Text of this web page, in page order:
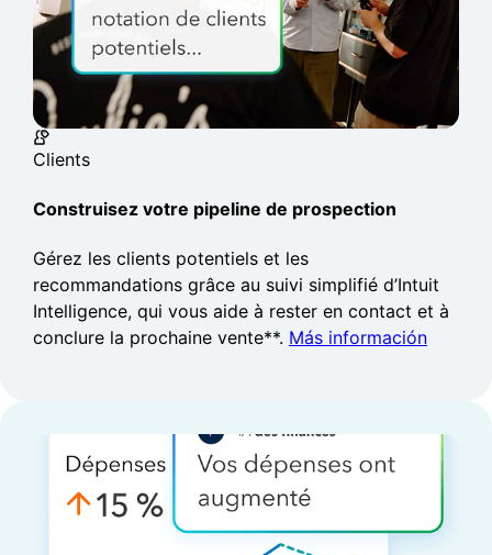
“Con la inteligencia artificial de
Intuit, veo de inmediato dónde hay
un problema potencial en lugar de
tener que buscarlo”.
Steve Ashton, presidente y director
ejecutivo,
Valle de Bow, Alberta
Clients
Construisez votre pipeline de prospection
Gérez les clients potentiels et les
recommandations grâce au suivi simplifié d’Intuit
Intelligence, qui vous aide à rester en contact et à
conclure la prochaine vente**. Más información